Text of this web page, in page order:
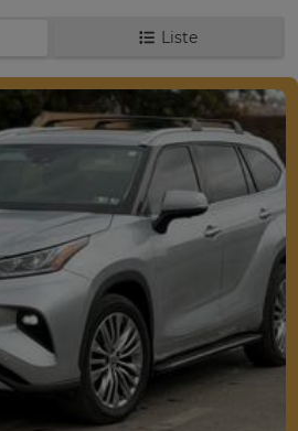
Liste